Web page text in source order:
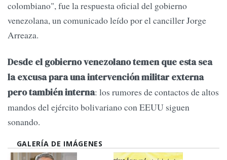
colombiano", fue la respuesta oficial del gobierno
venezolana, un comunicado leído por el canciller Jorge
Arreaza.
Desde el gobierno venezolano temen que esta sea
la excusa para una intervención militar externa
pero también interna: los rumores de contactos de altos
mandos del ejército bolivariano con EEUU siguen
sonando.
GALERÍA DE IMÁGENES